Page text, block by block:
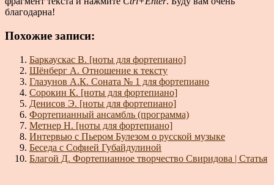
благодарна!
Похожие записи:
Баркаускас В. [ноты для фортепиано]
Шёнберг А. Отношение к тексту
Глазунов А.К. Соната № 1 для фортепиано
Сорокин К. [ноты для фортепиано]
Денисов Э. [ноты для фортепиано]
Фортепианный ансамбль (программа)
Метнер Н. [ноты для фортепиано]
Интервью с Пьером Булезом о русской музыке
Беседа с Софией Губайдулиной
Благой Д. Фортепианное творчество Свиридова | Статья